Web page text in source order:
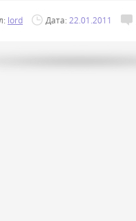
lord Дата: 22.01.2011